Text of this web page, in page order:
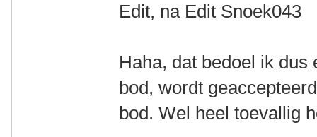
Edit, na Edit Snoek043
Haha, dat bedoel ik
bod, wordt
bod. Wel heel toevallig